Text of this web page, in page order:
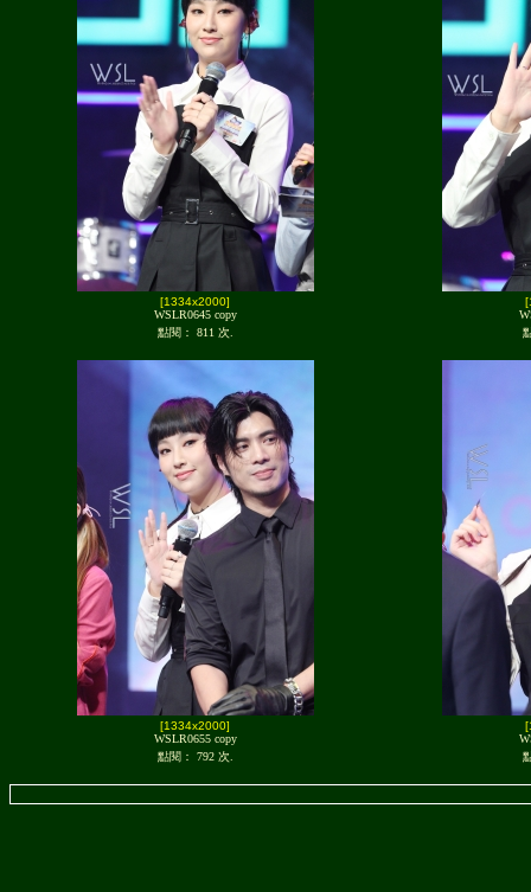
[1334x2000]
WSLR0645 copy
點閱： 811 次.
[1334x2000]
WSLR0655 copy
點閱： 792 次.